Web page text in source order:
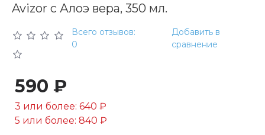
Avizor с Алоэ вера, 350 мл.
Всего отзывов:
0
Добавить в
сравнение
590 ₽
3 или более: 640 ₽
5 или более: 840 ₽